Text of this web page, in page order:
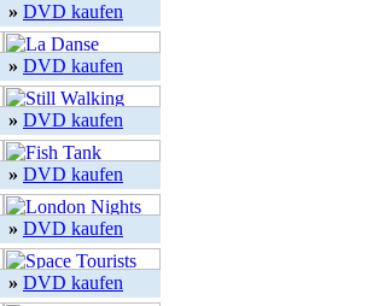
» DVD kaufen
» DVD kaufen
» DVD kaufen
» DVD kaufen
» DVD kaufen
» DVD kaufen